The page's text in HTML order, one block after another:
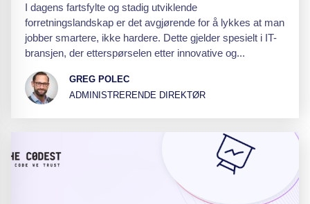
I dagens fartsfylte og stadig utviklende
forretningslandskap er det avgjørende for å lykkes at man
jobber smartere, ikke hardere. Dette gjelder spesielt i IT-
bransjen, der etterspørselen etter innovative og...
GREG POLEC
ADMINISTRERENDE DIREKTØR